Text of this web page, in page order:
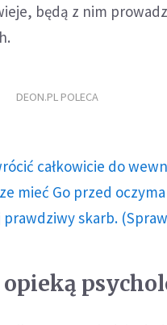
będą z nim
DEON.PL POLECA
całkowicie do
mieć Go przed
skarb.